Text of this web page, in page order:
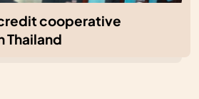
cooperative
Thailand